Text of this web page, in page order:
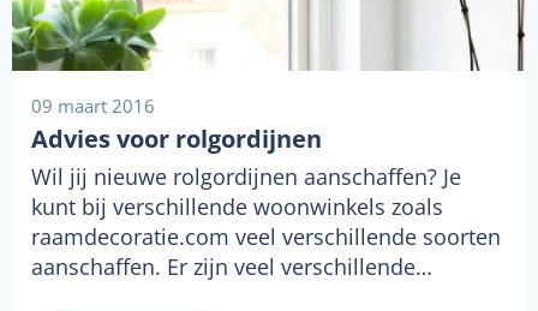
09 maart 2016
Advies voor rolgordijnen
Wil jij nieuwe rolgordijnen aanschaffen? Je
kunt bij verschillende woonwinkels zoals
raamdecoratie.com veel verschillende soorten
aanschaffen. Er zijn veel verschillende…